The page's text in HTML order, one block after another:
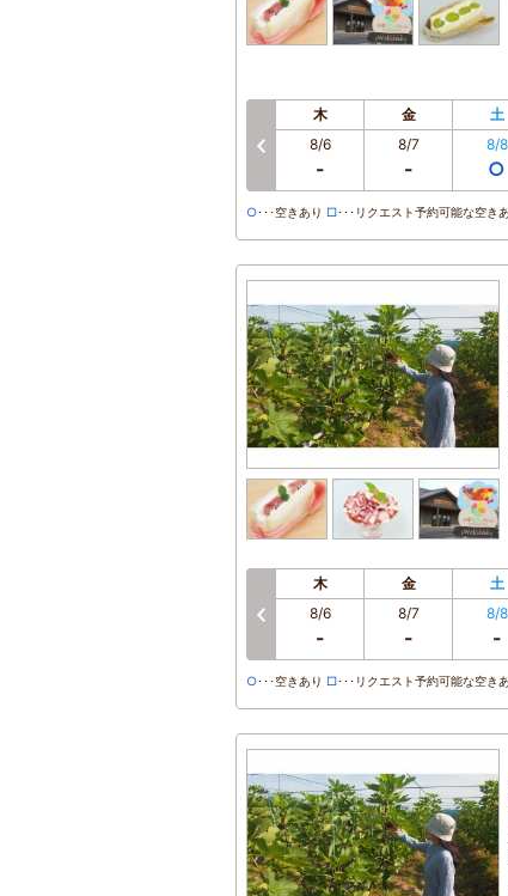
木 金 土
8/6
-
8/7
-
8/8
○
○･･･空きあり □･･･リクエスト予約可能な空き
木 金 土
8/6
-
8/7
-
8/8
-
○･･･空きあり □･･･リクエスト予約可能な空き